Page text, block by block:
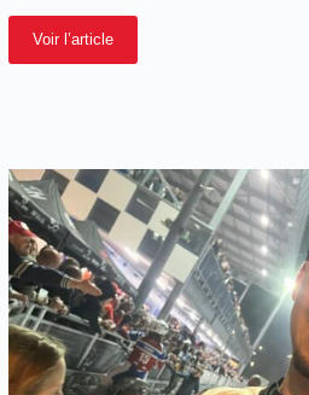
Voir l’article